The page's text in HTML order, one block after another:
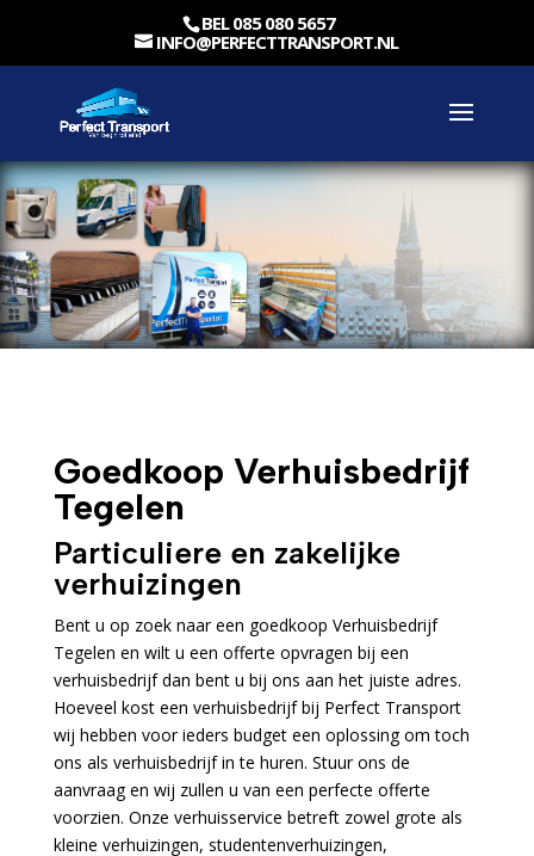
BEL 085 080 5657
INFO@PERFECTTRANSPORT.NL
Goedkoop Verhuisbedrijf
Tegelen
Particuliere en zakelijke
verhuizingen
Bent u op zoek naar een goedkoop Verhuisbedrijf
Tegelen en wilt u een offerte opvragen bij een
verhuisbedrijf dan bent u bij ons aan het juiste adres.
Hoeveel kost een verhuisbedrijf bij Perfect Transport
wij hebben voor ieders budget een oplossing om toch
ons als verhuisbedrijf in te huren. Stuur ons de
aanvraag en wij zullen u van een perfecte offerte
voorzien. Onze verhuisservice betreft zowel grote als
kleine verhuizingen, studentenverhuizingen,